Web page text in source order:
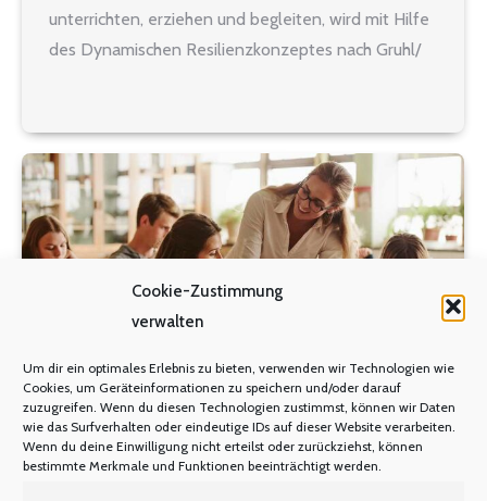
Cookie-Zustimmung
verwalten
Um dir ein optimales Erlebnis zu bieten, verwenden wir Technologien wie
Cookies, um Geräteinformationen zu speichern und/oder darauf
zuzugreifen. Wenn du diesen Technologien zustimmst, können wir Daten
wie das Surfverhalten oder eindeutige IDs auf dieser Website verarbeiten.
Wenn du deine Einwilligung nicht erteilst oder zurückziehst, können
bestimmte Merkmale und Funktionen beeinträchtigt werden.
unterrichten, erziehen und begleiten, wird mit Hilfe
des Dynamischen Resilienzkonzeptes nach Gruhl/
Alltags- und Schulsituationen erörtert. Referentin:
Dorthe Leschnikowski-Bordan Termin: Montag, 24.
April,…
Fortbildung am 20.04.2023 in Köln